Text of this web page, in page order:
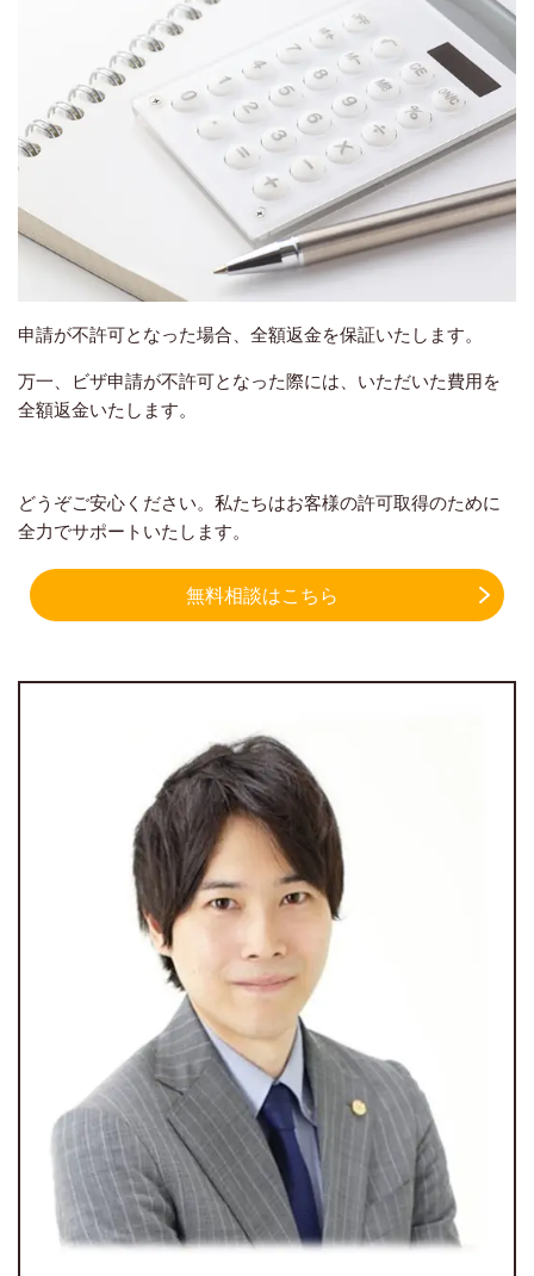
申請が不許可となった場合、全額返金を保証いたします。
万一、ビザ申請が不許可となった際には、いただいた費用を
全額返金いたします。
どうぞご安心ください。私たちはお客様の許可取得のために
全力でサポートいたします。
無料相談はこちら